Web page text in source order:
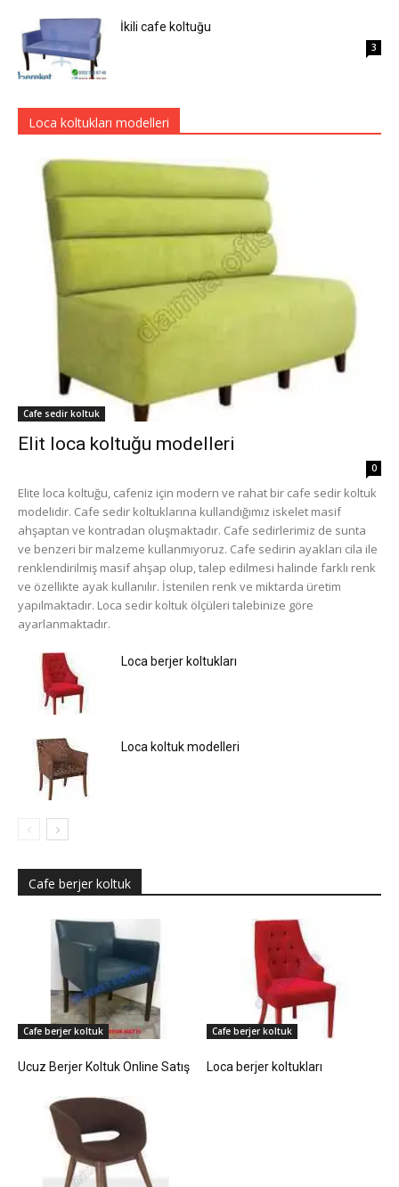
İkili cafe koltuğu
3
Loca koltukları modelleri
Cafe sedir koltuk
Elit loca koltuğu modelleri
0
Elite loca koltuğu, cafeniz için modern ve rahat bir cafe sedir koltuk
modelidir. Cafe sedir koltuklarına kullandığımız iskelet masif
ahşaptan ve kontradan oluşmaktadır. Cafe sedirlerimiz de sunta
ve benzeri bir malzeme kullanmıyoruz. Cafe sedirin ayakları cila ile
renklendirilmiş masif ahşap olup, talep edilmesi halinde farklı renk
ve özellikte ayak kullanılır. İstenilen renk ve miktarda üretim
yapılmaktadır. Loca sedir koltuk ölçüleri talebinize göre
ayarlanmaktadır.
Loca berjer koltukları
Loca koltuk modelleri
Cafe berjer koltuk
Cafe berjer koltuk
Ucuz Berjer Koltuk Online Satış
Cafe berjer koltuk
Loca berjer koltukları